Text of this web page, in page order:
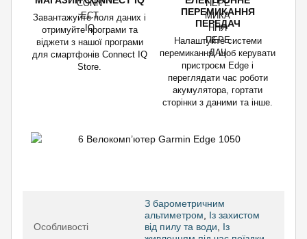
Завантажуйте поля даних і
отримуйте програми та
віджети з нашої програми
для смартфонів Connect IQ
Store.
ПЕРЕМИКАННЯ
ПЕРЕДАЧ
Налаштуйте системи
перемикання, щоб керувати
пристроєм Edge і
переглядати час роботи
акумулятора, гортати
сторінки з даними та інше.
Особливості
З барометричним
альтиметром, Із захистом
від пилу та води, Із